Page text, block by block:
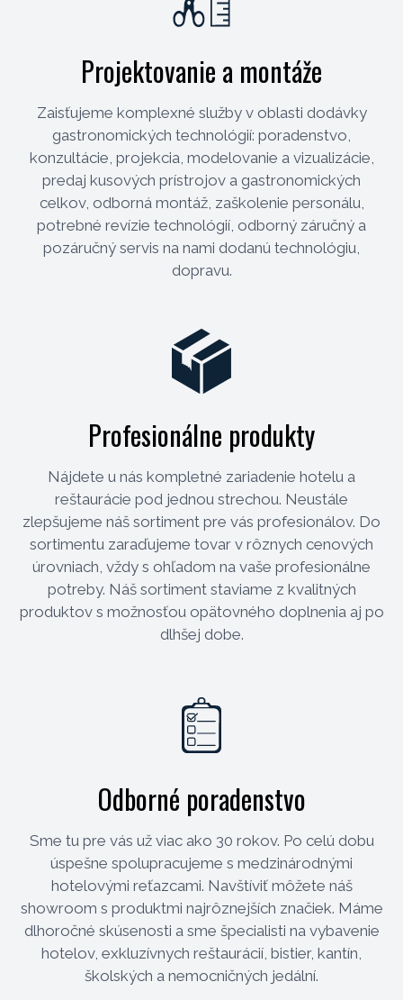
Projektovanie a montáže
Zaisťujeme komplexné služby v oblasti dodávky
gastronomických technológií: poradenstvo,
konzultácie, projekcia, modelovanie a vizualizácie,
predaj kusových prístrojov a gastronomických
celkov, odborná montáž, zaškolenie personálu,
potrebné revízie technológií, odborný záručný a
pozáručný servis na nami dodanú technológiu,
dopravu.
Profesionálne produkty
Nájdete u nás kompletné zariadenie hotelu a
reštaurácie pod jednou strechou. Neustále
zlepšujeme náš sortiment pre vás profesionálov. Do
sortimentu zaraďujeme tovar v rôznych cenových
úrovniach, vždy s ohľadom na vaše profesionálne
potreby. Náš sortiment staviame z kvalitných
produktov s možnosťou opätovného doplnenia aj po
dlhšej dobe.
Odborné poradenstvo
Sme tu pre vás už viac ako 30 rokov. Po celú dobu
úspešne spolupracujeme s medzinárodnými
hotelovými reťazcami. Navštíviť môžete náš
showroom s produktmi najrôznejších značiek. Máme
dlhoročné skúsenosti a sme špecialisti na vybavenie
hotelov, exkluzívnych reštaurácií, bistier, kantín,
školských a nemocničných jedální.